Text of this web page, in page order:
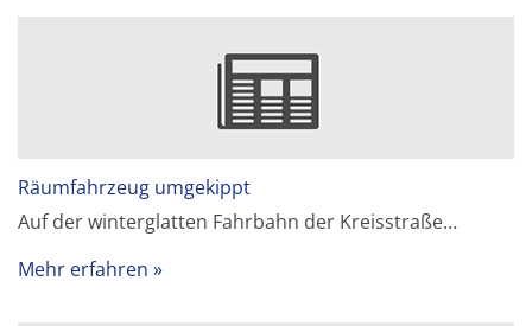
Räumfahrzeug umgekippt
Auf der winterglatten Fahrbahn der Kreisstraße…
Mehr erfahren